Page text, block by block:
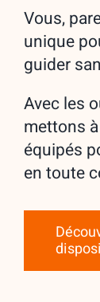
Vous,
unique
guider
Avec les
mettons
équipés
en toute